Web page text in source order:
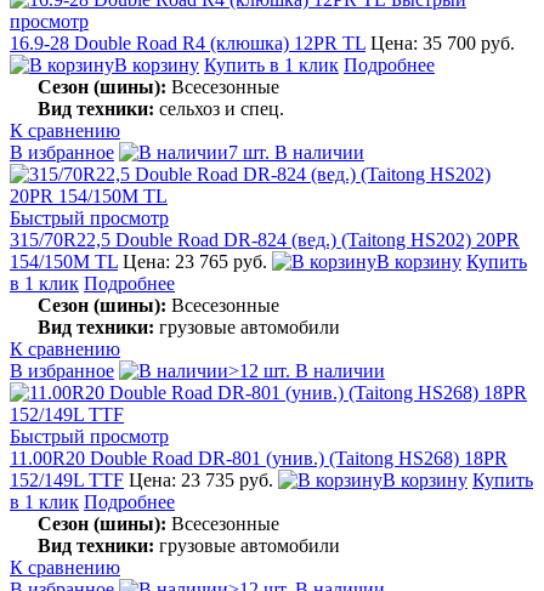
просмотр
16.9-28 Double Road R4 (клюшка) 12PR TL Цена: 35 700 руб.
В корзину Купить в 1 клик Подробнее
Сезон (шины): Всесезонные
Вид техники: сельхоз и спец.
К сравнению
В избранное
7 шт. В наличии
Быстрый просмотр
315/70R22,5 Double Road DR-824 (вед.) (Taitong HS202) 20PR
154/150M TL Цена: 23 765 руб. В корзину Купить
в 1 клик Подробнее
Сезон (шины): Всесезонные
Вид техники: грузовые автомобили
К сравнению
В избранное
>12 шт. В наличии
Быстрый просмотр
11.00R20 Double Road DR-801 (унив.) (Taitong HS268) 18PR
152/149L ТТF Цена: 23 735 руб. В корзину Купить
в 1 клик Подробнее
Сезон (шины): Всесезонные
Вид техники: грузовые автомобили
К сравнению